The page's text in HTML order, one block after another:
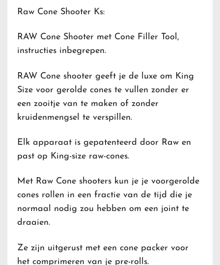
Raw Cone Shooter Ks:
RAW Cone Shooter met Cone Filler Tool,
instructies inbegrepen.
RAW Cone shooter geeft je de luxe om King
Size voor gerolde cones te vullen zonder er
een zooitje van te maken of zonder
kruidenmengsel te verspillen.
Elk apparaat is gepatenteerd door Raw en
past op King-size raw-cones.
Met Raw Cone shooters kun je je voorgerolde
cones rollen in een fractie van de tijd die je
normaal nodig zou hebben om een ​​joint te
draaien.
Ze zijn uitgerust met een cone packer voor
het comprimeren van je pre-rolls.